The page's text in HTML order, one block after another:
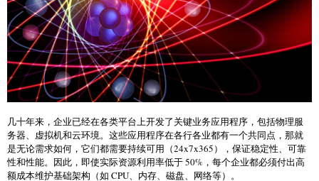
几十年来，企业已经在各类平台上开发了关键业务应用程序，包括物理服
务器、虚拟机和云环境。这些应用程序在各行各业都有一个共同点，那就
是无论需求如何，它们都需要持续可用（24x7x365），保证稳定性、可靠
性和性能。因此，即使实际资源利用率低于 50%，每个企业都必须付出高
额成本维护基础架构（如 CPU、内存、磁盘、网络等）。